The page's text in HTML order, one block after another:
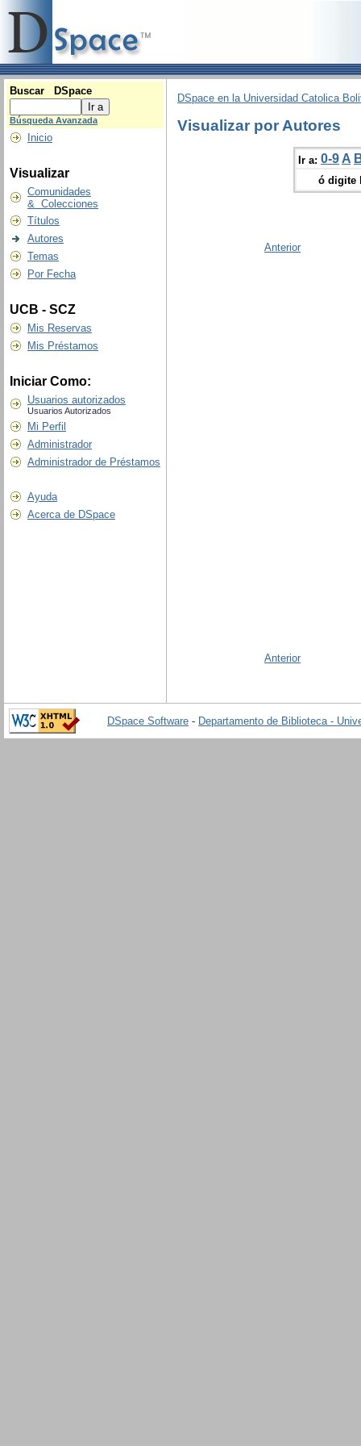
Buscar DSpace
Búsqueda Avanzada
Inicio
Visualizar
Comunidades
& Colecciones
Títulos
Autores
Temas
Por Fecha
UCB - SCZ
Mis Reservas
Mis Préstamos
Iniciar Como:
Usuarios autorizados
Usuarios Autorizados
Mi Perfil
Administrador
Administrador de Préstamos
Ayuda
Acerca de DSpace
DSpace en la Universidad Catolica
Visualizar por Autores
Ir a: 0-9 A
ó digite
Anterior
Anterior
DSpace Software - Departamento de Biblioteca -